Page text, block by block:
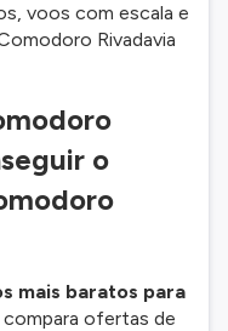
voos com escala e
Rivadavia
o
mais baratos para
compara ofertas de